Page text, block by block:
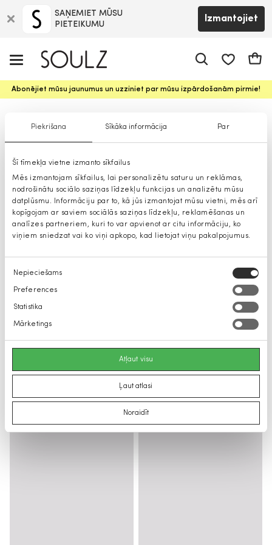
Piekrišana Sīkāka informācija Par
Šī tīmekļa vietne izmanto sīkfailus
Mēs izmantojam sīkfailus, lai personalizētu saturu un reklāmas,
nodrošinātu sociālo saziņas līdzekļu funkcijas un analizētu mūsu
datplūsmu. Informāciju par to, kā jūs izmantojat mūsu vietni, mēs arī
kopīgojam ar saviem sociālās saziņas līdzekļu, reklamēšanas un
analīzes partneriem, kuri to var apvienot ar citu informāciju, ko
viņiem sniedzat vai ko viņi apkopo, kad lietojat viņu pakalpojumus.
Piekrišanas
izvēle
Nepieciešams
Preferences
Statistika
Mārketings
Atļaut visu
Ļaut atlasi
Noraidīt
SAŅEMIET MŪSU
PIETEIKUMU
Izmantojiet
Abonējiet mūsu jaunumus un uzziniet par mūsu izpārdošanām pirmie!
Džemperi